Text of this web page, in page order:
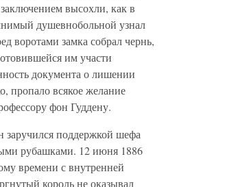
высохли, как в
душевнобольной узнал
воротами замка собрал чернь,
им участи
документа о лишении
пропало всякое желание
фон Гуддену.
заручился поддержкой шефа
рубашками. 12 июня 1886
времени с внутренней
король не оказывал